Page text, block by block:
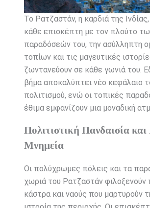
Το Ρατζαστάν, η καρδιά της
κάθε επισκέπτη με τον πλούτο
παραδόσεών του, την ασύλληπτη
τοπίων και τις μαγευτικές
ζωντανεύουν σε κάθε γωνιά του.
βήμα αποκαλύπτει νέο κεφάλαιο
πολιτισμού, ενώ οι τοπικές
έθιμα εμφανίζουν μια μοναδική
Πολιτιστική Πανδαισία και
Μνημεία
Οι πολύχρωμες πόλεις και τα
χωριά του Ρατζαστάν φιλοξενούν
κάστρα και ναούς που μαρτυρούν